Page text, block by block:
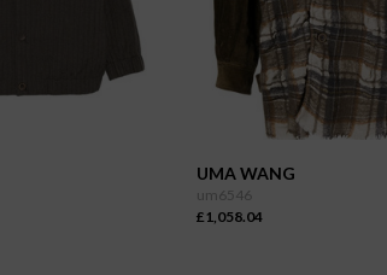
UMA WANG
um6546
£1,058.04